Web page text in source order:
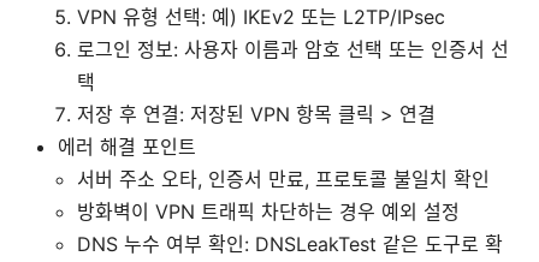
VPN 유형 선택: 예) IKEv2 또는 L2TP/IPsec
로그인 정보: 사용자 이름과 암호 선택 또는 인증서 선
택
저장 후 연결: 저장된 VPN 항목 클릭 > 연결
에러 해결 포인트
서버 주소 오타, 인증서 만료, 프로토콜 불일치 확인
방화벽이 VPN 트래픽 차단하는 경우 예외 설정
DNS 누수 여부 확인: DNSLeakTest 같은 도구로 확